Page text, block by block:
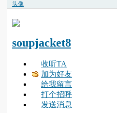
头像
soupjacket8
收听TA
加为好友
给我留言
打个招呼
发送消息